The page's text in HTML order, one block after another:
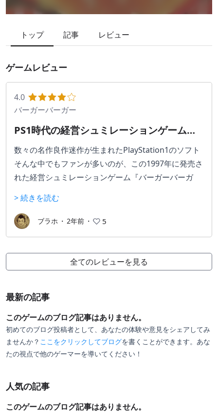
トップ 記事 レビュー
ゲームレビュー
4.0
バーガーバーガー
PS1時代の経営シュミレーションゲームの
良作！
数々の名作良作迷作が生まれたPlayStation1のソフト
そんな中でもファンが多いのが、この1997年に発売さ
れた経営シュミレーションゲーム『バーガーバーガ
名前の通りプレイヤーはハンバーガー店を経営するの
だが、自身でオリジナルハンバーガーを製作し、メニ
ュー表を作ったり、自分で出店したりするのがメイン
のせ、ケチャップとマスタードで味付けした後に明太
子と納豆をさらにのせる”という今でも忘れられない強
烈なインパクトを残したように、オリジナルハンバー
ガーを作ることが出来る自由さがこのゲームの最大の
特徴だ
バンズ(パン)の種類を決め、ソース、具(牛肉、鶏肉、
で味付けをする
> 続きを読む
ブラホ ・ 2年前 ・ 5
全てのレビューを見る
最新の記事
このゲームのブログ記事はありません。
初めてのブログ投稿者として、あなたの体験や意見をシェアしてみ
ませんか？ ここをクリックしてブログを書くことができます。あな
たの視点で他のゲーマーを導いてください！
人気の記事
このゲームのブログ記事はありません。